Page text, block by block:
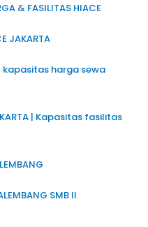
& FASILITAS HIACE
JAKARTA
| kapasitas harga sewa
| Kapasitas fasilitas
SMB II